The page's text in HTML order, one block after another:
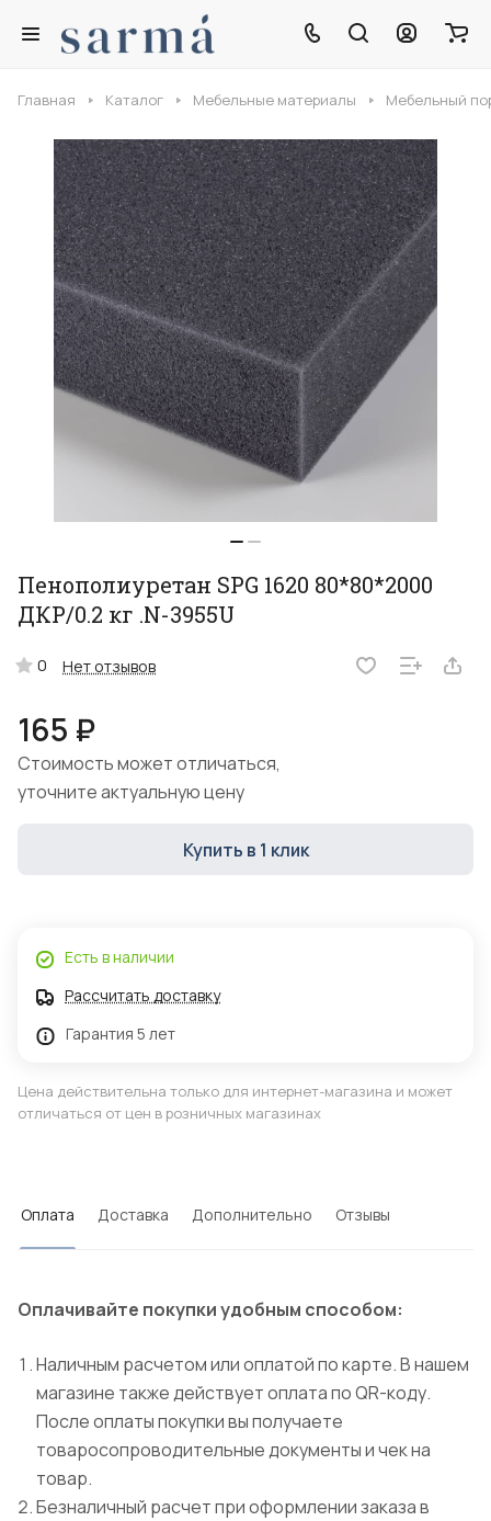
Главная Каталог Мебельные материалы Мебельный
Пенополиуретан SPG 1620 80*80*2000
ДКР/0.2 кг .N-3955U
0 Нет отзывов
165 ₽
Стоимость может отличаться,
уточните актуальную цену
Купить в 1 клик
Есть в наличии
Рассчитать доставку
Гарантия 5 лет
Цена действительна только для интернет-магазина и может
отличаться от цен в розничных магазинах
Оплата Доставка Дополнительно Отзывы
Оплачивайте покупки удобным способом:
Наличным расчетом или оплатой по карте. В нашем
магазине также действует оплата по QR-коду.
После оплаты покупки вы получаете
товаросопроводительные документы и чек на
товар.
Безналичный расчет при оформлении заказа в